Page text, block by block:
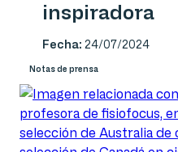
inspiradora
Fecha: 24/07/2024
Notas de prensa